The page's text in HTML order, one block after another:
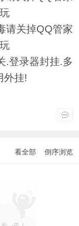
请关掉QQ管家
.登录器封挂.多
外挂!
看全部 倒序浏览